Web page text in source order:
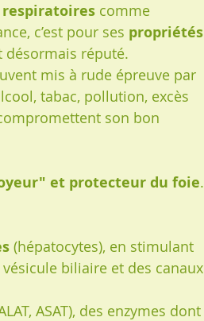
comme
c’est pour ses propriétés
désormais réputé.
mis à rude épreuve par
tabac, pollution, excès
son bon
et protecteur du foie.
(hépatocytes), en stimulant
biliaire et des canaux
ASAT), des enzymes dont